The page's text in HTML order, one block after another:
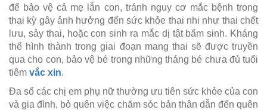
để bảo vệ cả mẹ lẫn con, tránh nguy cơ mắc bệnh trong
thai kỳ gây ảnh hưởng đến sức khỏe thai nhi như thai chết
lưu, sảy thai, hoặc con sinh ra mắc dị tật bẩm sinh. Kháng
thể hình thành trong giai đoạn mang thai sẽ được truyền
qua cho con, bảo vệ bé trong những tháng bé chưa đủ tuổi
tiêm vắc xin.
Đa số các chị em phụ nữ thường ưu tiên sức khỏe của con
và gia đình, bỏ quên việc chăm sóc bản thân dẫn đến quên